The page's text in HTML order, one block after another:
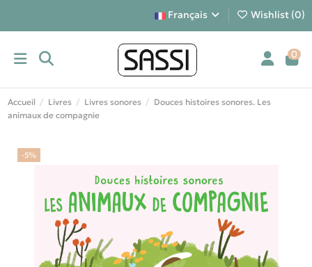
Français Wishlist (0)
0
Accueil Livres Livres sonores
Douces histoires sonores. Les
animaux de compagnie
-5%